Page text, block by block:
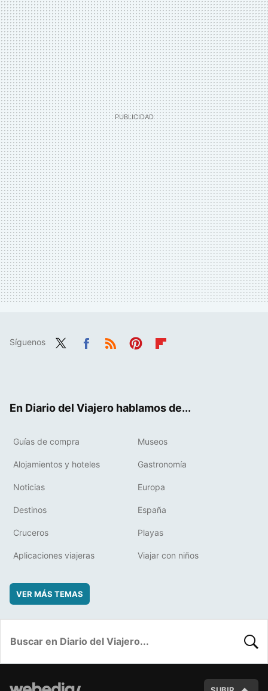
Síguenos
En Diario del Viajero hablamos de...
Guías de compra Museos
Alojamientos y hoteles Gastronomía
Noticias Europa
Destinos España
Cruceros Playas
Aplicaciones viajeras Viajar con niños
VER MÁS TEMAS